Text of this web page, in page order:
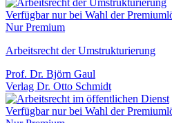
Verfügbar nur bei Wahl der
Nur Premium
Arbeitsrecht der Umstrukturierung
Prof. Dr. Björn Gaul
Verlag Dr. Otto Schmidt
Verfügbar nur bei Wahl der